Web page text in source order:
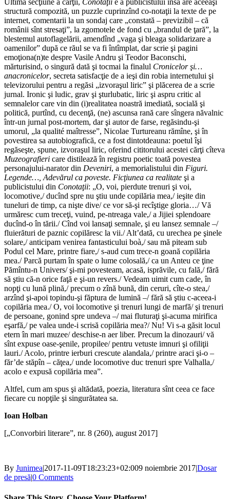
Ultima secţiune a cărţii, Conotaţii e a publicistului însă are aceeaşi
structură compozită, un puzzle cuprinzînd co-notaţii la texte de pe
internet, comentarii la un son­daj care „constată – previzibil – că
românii sînt stresaţi”, la zgomotele de fond cu „brandul de ţară”, la
blestemul autoflagelării, amendînd „vaga şi bleaga solidarizare a
oamenilor” după ce răul se va fi întîmplat, dar scrie şi pagini
emoţiona(n)te despre Vasile Andru şi Teodor Baconschi,
mărturisind, o singură dată şi tocmai la finalul Cronicelor şi…
anacronicelor, secreta satisfacţie de a ieşi din robia internetului şi
televizorului pentru a regăsi „izvoraşul liric” şi plăcerea de a scrie
jurnal. Ironic şi ludic, grav şi şturlubatic, liric şi aspru critic al
semnalelor care vin din (i)realitatea noastră imediată, socială şi
politică, purtînd, cu decenţă, (ne) ascunsa rană care sîngera năvalnic
într-un jurnal post-mortem, dar şi autor de farse, regăsindu-şi
umorul, „la qualité maîtresse”, Nicolae Turtureanu rămîne, şi în
povestirea sa autobiografică, ce a fost dintotdeauna: poetul îşi
regăseşte, spune, izvoraşul liric, oferind cititorului acestei cărţi cîteva
Muzeografieri care distilează în re­gistru poetic toată povestea
personajului-narator din Deveniri, a memorialistului din Figuri.
Legende…, Adevărul ca poveste. Ficţiunea ca realitate şi a
publicistului din Conotaţii: „O, voi, pierdute trenuri şi voi,
locomotive,/ ducînd spre nu ştiu unde copilăria mea,/ ieşite din
tuneluri de timp, ca nişte dive/ ce vor să-şi recîştige gloria…/ Vă
urmăresc cum treceţi, vuind, pe-ntreaga vale,/ a Jijiei splendoare
ducînd-o în tării./ Cînd voi lansaţi semnale, şi eu lansez semnale –/
fluierături de paznic copilăresc la vii./ Alt’dată, cu urechea pe şinele
solare,/ anticipam venirea fantasticului boà,/ sau mă piteam sub
Podul cel Mare, printre fiare,/ s-aud cum trece-n goană copilăria
mea./ Parcă purtam în spate o lume colosală,/ ca un Anteu ce ţine
Pămîntu-n Univers/ şi-mi povesteam, acasă, isprăvile, cu fală,/ fără
să ştiu că-n orice faţă e şi-un revers./ Vedeam uimit cum cade, în
nopţi cu lună plină,/ precum o zînă bună, din ceruri, cîte-o stea,/
arzînd şi-apoi topindu-şi făptura de lumină –/ fără să ştiu c-aceea-i
copilăria mea./ O, voi locomotive şi trenuri lungi de marfă/ şi trenuri
de persoane, gonind spre undeva –/ mai fluturaţi şi-acuma mirifica
eşarfă,/ pe valea unde-i scrisă copilăria mea?/ Nu! Vi s-a găsit locul
etern în mari muzee/ deschise-n aer liber. Precum la dinozauri/ vă
sînt expuse oase-şenile, propilee/ pentru vetuste imnuri şi ofiliţii
lauri./ Acolo, printre ierburi crescute alandala,/ printre araci şi-o –
făr’de stăpîn – căţea,/ unde locomotive duc trenuri spre Valhalla,/
acolo e expusă copilăria mea”.
Altfel, cum am spus şi altădată, poezia, literatura sînt ceea ce face
fiecare cu nopţile şi singurătatea sa.
Ioan Holban
[„Convorbiri literare”, nr. 8 (260), august 2017]
By Junimea|2017-11-09T18:23:23+02:009 noiembrie 2017|Dosar
de presă|0 Comments